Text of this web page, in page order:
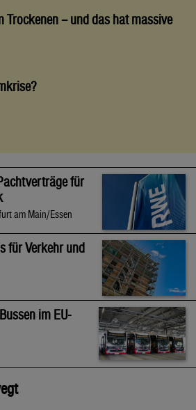
Trockenen – und das hat massive
für
am Main/Essen
für Verkehr und
im EU-